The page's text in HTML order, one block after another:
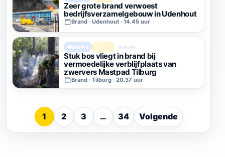
Zeer grote brand verwoest
bedrijfsverzamelgebouw in Udenhout
Brand · Udenhout · 14.45 uur
UPDATE TILBURG
Stuk bos vliegt in brand bij
vermoedelijke verblijfplaats van
zwervers Mastpad Tilburg
Brand · Tilburg · 20.37 uur
Bladeren
door
1 2 3 … 34 Volgende